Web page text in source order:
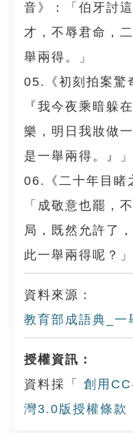
音》：「伯牙討
才，不辱君命，
舉兩得。」
05.《初刻拍案驚
『我今夜乘暗躲
樂，明日我妝做
是一舉兩得。』」
06.《二十年目睹
「成敬意也罷，
局，既然允許了
此一舉兩得呢？」
資料來源：
教育部成語典_一
授權資訊：
資料採「
創用
灣3.0版授權條款